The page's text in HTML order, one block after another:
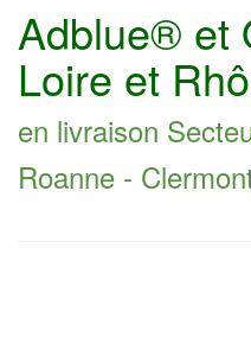
Adblue® et
Loire et
en livraison
Roanne -